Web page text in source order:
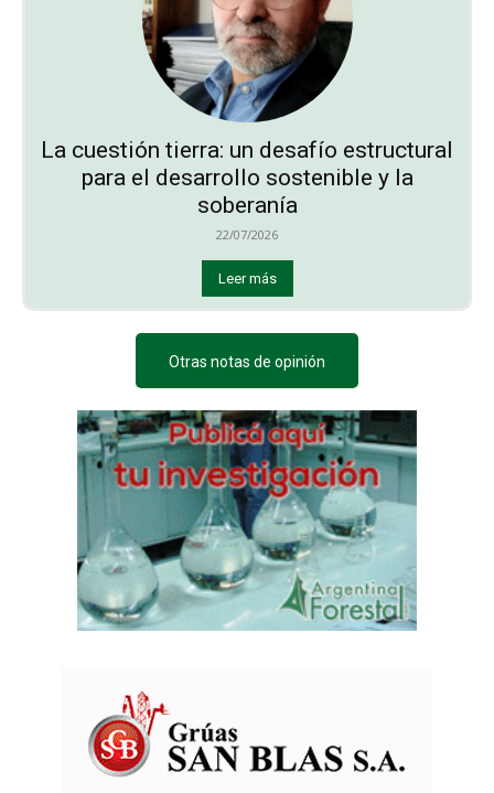
La cuestión tierra: un desafío estructural
para el desarrollo sostenible y la
soberanía
22/07/2026
Leer más
Otras notas de opinión